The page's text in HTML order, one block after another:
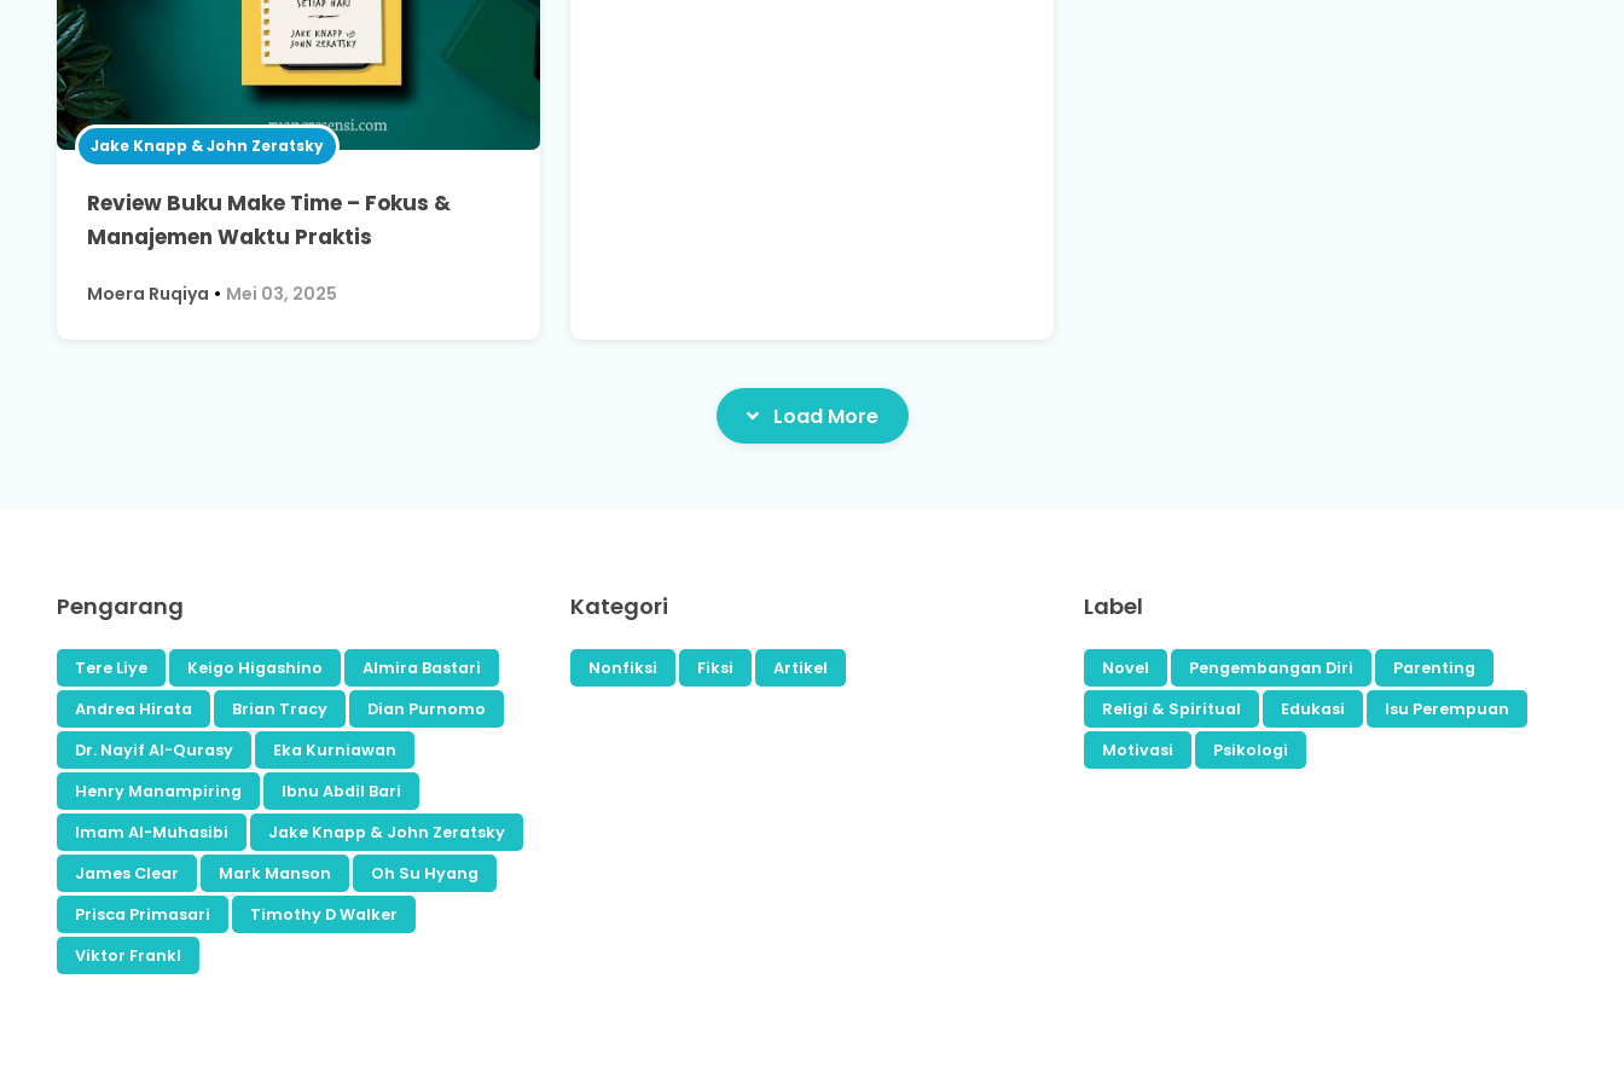
Jake Knapp & John Zeratsky
Review Buku Make Time – Fokus &
Manajemen Waktu Praktis
Moera Ruqiya • Mei 03, 2025
Load More
Pengarang
Tere Liye Keigo Higashino
Almira Bastari
Andrea Hirata
Brian Tracy
Dian Purnomo
Dr. Nayif Al-Qurasy
Eka Kurniawan
Henry Manampiring
Ibnu Abdil Bari
Imam Al-Muhasibi
Jake Knapp & John Zeratsky
James Clear
Mark Manson
Oh Su Hyang
Prisca Primasari
Timothy D Walker
Viktor Frankl
Kategori
Nonfiksi Fiksi Artikel
Label
Novel Pengembangan Diri
Parenting
Religi & Spiritual
Edukasi
Isu Perempuan
Motivasi
Psikologi